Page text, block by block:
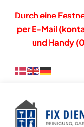
content
Durch eine
per E-Mail (
und Handy (